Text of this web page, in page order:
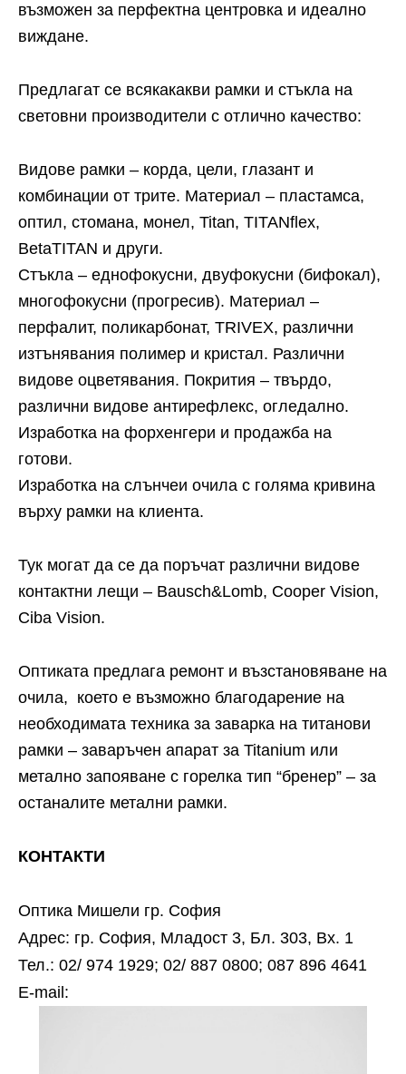
възможен за перфектна центровка и идеално
виждане.
Предлагат се всякакакви рамки и стъкла на
световни производители с отлично качество:
Видове рамки – корда, цели, глазант и
комбинации от трите. Материал – пластамса,
оптил, стомана, монел, Titan, TITANflex,
BetaTITAN и други.
Стъкла – еднофокусни, двуфокусни (бифокал),
многофокусни (прогресив). Материал –
перфалит, поликарбонат, TRIVEX, различни
изтънявания полимер и кристал. Различни
видове оцветявания. Покрития – твърдо,
различни видове антирефлекс, огледално.
Изработка на форхенгери и продажба на
готови.
Изработка на слънчеи очила с голяма кривина
върху рамки на клиента.
Тук могат да се да поръчат различни видове
контактни лещи – Bausch&Lomb, Cooper Vision,
Ciba Vision.
Оптиката предлага ремонт и възстановяване на
очила, което е възможно благодарение на
необходимата техника за заварка на титанови
рамки – заваръчен апарат за Titanium или
метално запояване с горелка тип “бренер” – за
останалите метални рамки.
КОНТАКТИ
Оптика Мишели гр. София
Адрес: гр. София, Младост 3, Бл. 303, Вх. 1
Тел.: 02/ 974 1929; 02/ 887 0800; 087 896 4641
Е-mail: